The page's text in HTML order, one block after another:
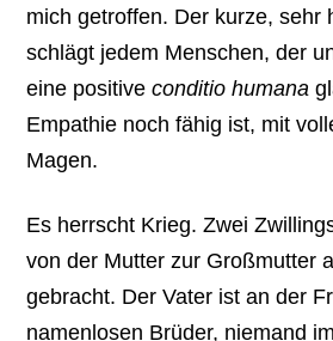
mich getroffen. Der kurze, sehr
schlägt jedem Menschen, der
eine positiveconditio humana
Empathie noch fähig ist, mit
Magen.
Es herrscht Krieg. Zwei
von der Mutter zur Großmutter
gebracht. Der Vater ist an der
namenlosen Brüder, niemand